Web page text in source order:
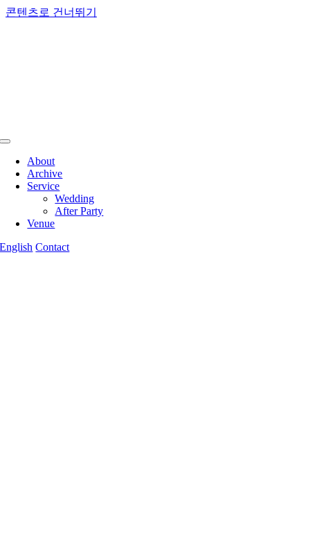
콘텐츠로 건너뛰기
About
Archive
Service
Wedding
After Party
Venue
English Contact